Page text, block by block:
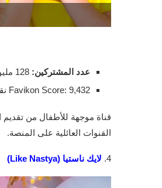
عدد المشتركين:
Favikon Score: 9,432 نقطة
قناة موجهة للأطفال من تقديم
القنوات العائلية على المنصة.
4. لايك ناستيا (Like Nastya)